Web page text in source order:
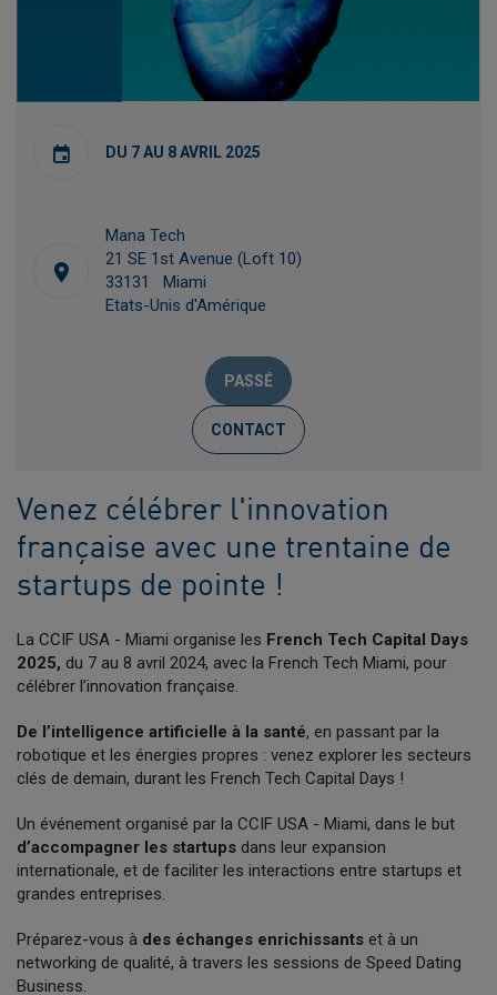
DU 7 AU 8 AVRIL 2025
Mana Tech
21 SE 1st Avenue (Loft 10)
33131 Miami
Etats-Unis d'Amérique
PASSÉ
CONTACT
Venez célébrer l'innovation
française avec une trentaine de
startups de pointe !
La CCIF USA - Miami organise les French Tech Capital Days
2025, du 7 au 8 avril 2024, avec la French Tech Miami, pour
célébrer l’innovation française.
De l’intelligence artificielle à la santé, en passant par la
robotique et les énergies propres : venez explorer les secteurs
clés de demain, durant les French Tech Capital Days !
Un événement organisé par la CCIF USA - Miami, dans le but
d’accompagner les startups dans leur expansion
internationale, et de faciliter les interactions entre startups et
grandes entreprises.
Préparez-vous à des échanges enrichissants et à un
networking de qualité, à travers les sessions de Speed Dating
Business.